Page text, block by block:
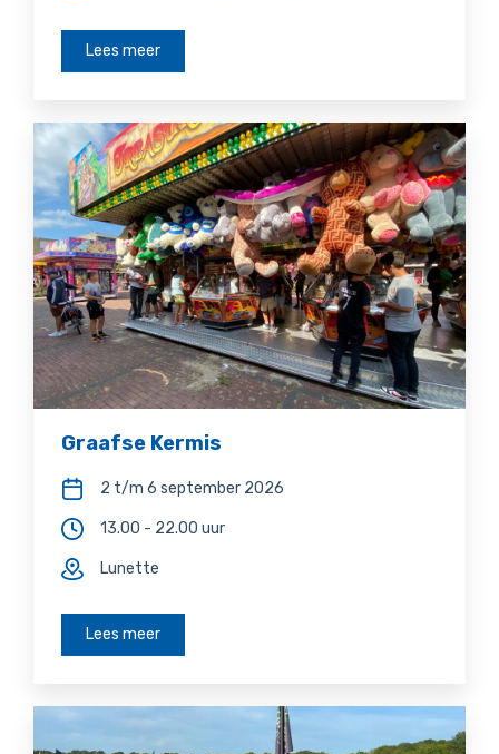
Lees meer
Graafse Kermis
2 t/m 6 september 2026
13.00 - 22.00 uur
Lunette
Lees meer